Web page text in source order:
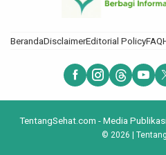
BerandaDisclaimerEditorial PolicyFAQ
TentangSehat.com - Media
© 2026 |